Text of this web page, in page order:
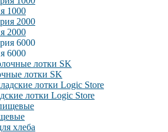
1000
2000
6000
лотки SK
лотки Logic Store